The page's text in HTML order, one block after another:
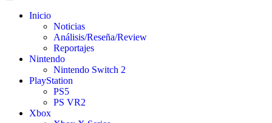
Inicio
Noticias
Análisis/Reseña/Review
Reportajes
Nintendo
Nintendo Switch 2
PlayStation
PS5
PS VR2
Xbox